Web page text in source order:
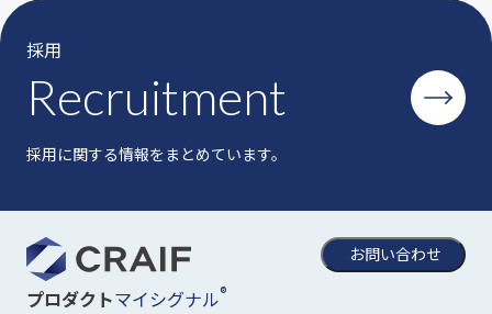
採用
Recruitment
採用に関する情報をまとめています。
お問い合わせ
プロダクトマイシグナル®